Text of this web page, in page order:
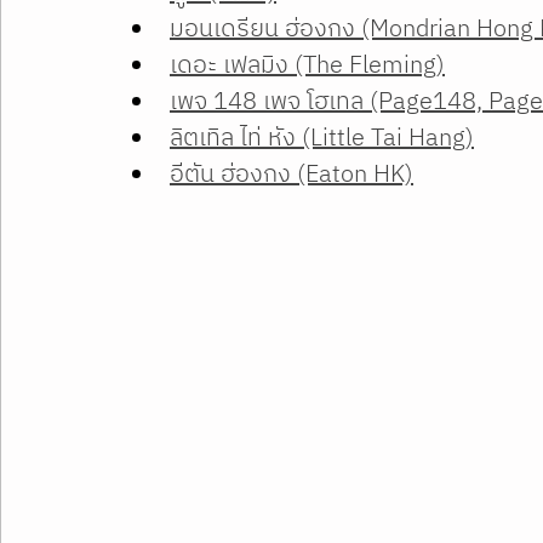
มอนเดรียน ฮ่องกง (Mondrian Hong
เดอะ เฟลมิง (The Fleming)
เพจ 148 เพจ โฮเทล (Page148,
ลิตเทิล ไท่ หัง (Little Tai Hang)
อีตัน ฮ่องกง (Eaton HK)